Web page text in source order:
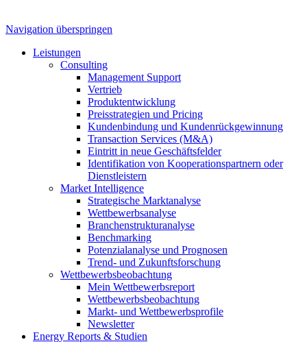
Navigation überspringen
Leistungen
Consulting
Management Support
Vertrieb
Produktentwicklung
Preisstrategien und Pricing
Kundenbindung und Kundenrückgewinnung
Transaction Services (M&A)
Eintritt in neue Geschäftsfelder
Identifikation von Kooperationspartnern oder
Dienstleistern
Market Intelligence
Strategische Marktanalyse
Wettbewerbsanalyse
Branchenstrukturanalyse
Benchmarking
Potenzialanalyse und Prognosen
Trend- und Zukunftsforschung
Wettbewerbs­beobachtung
Mein Wettbewerbsreport
Wettbewerbsbeobachtung
Markt- und Wettbewerbsprofile
Newsletter
Energy Reports & Studien